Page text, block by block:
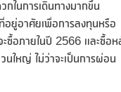
ในการเดินทางมากขึ้น
ยู่อาศัยเพื่อการลงทุนหรือ
ซื้อภายในปี 2566 และซื้อห
ใหญ่ ไม่ว่าจะเป็นการผ่อน